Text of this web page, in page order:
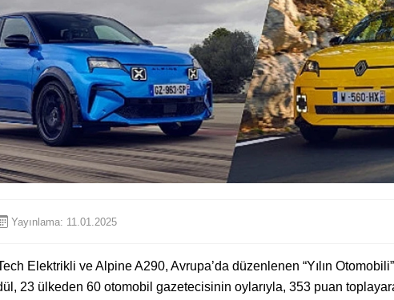
Yayınlama: 11.01.2025
Elektrikli ve Alpine A290, Avrupa’da düzenlenen “Yılın
23 ülkeden 60 otomobil gazetecisinin oylarıyla, 353 puan